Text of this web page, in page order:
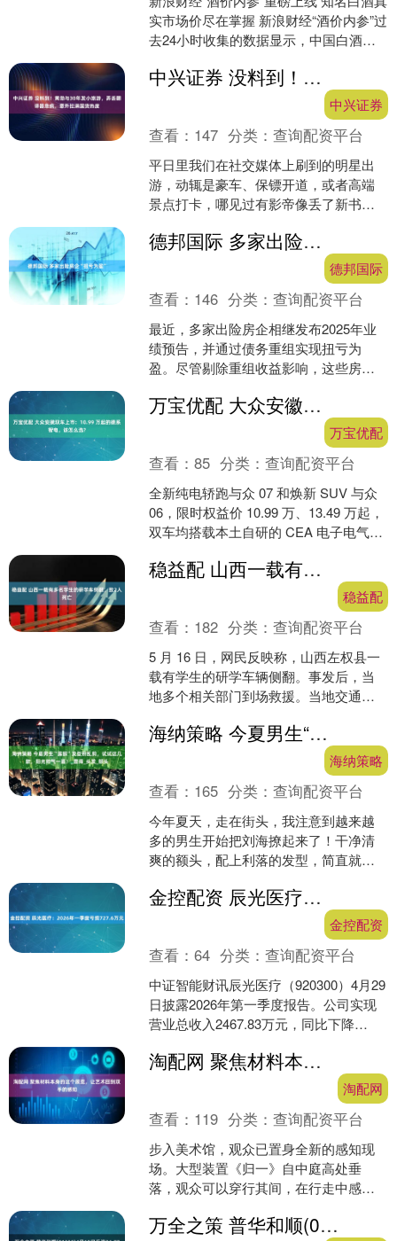
实市场价尽在掌握 新浪财经“酒价内参”过
去24小时收集的数据显示，中国白酒市
体明显回....
中兴证券 没料到！黄渤与30年发小旅游，弄丢翻译器急疯，意外拉满国货热度
中兴证券
查看： 147 分类：查询配资平台
平日里我们在社交媒体上刷到的明星出
游，动辄是豪车、保镖开道，或者高端
景点打卡，哪见过有影帝像丢了新书包
影帝黄渤就在社交平台分享....
德邦国际 多家出险房企“扭亏为盈”
德邦国际
查看： 146 分类：查询配资平台
最近，多家出险房企相继发布2025年业
绩预告，并通过债务重组实现扭亏为
盈。尽管剔除重组收益影响，这些房企
来，财务报表扭亏为盈仍然....
万宝优配 大众安徽双车上市：10.99 万起的德系智电，该怎么选?
万宝优配
查看：85 分类：查询配资平台
全新纯电轿跑与众 07 和焕新 SUV 与众
06，限时权益价 10.99 万、13.49 万起，
双车均搭载本土自研的 CEA 电子电气架
稳益配 山西一载有多名学生的研学车侧翻，致2人死亡
稳益配
查看： 182 分类：查询配资平台
5 月 16 日，网民反映称，山西左权县一
载有学生的研学车辆侧翻。事发后，当
地多个相关部门到场救援。当地交通部
和 5 名....
海纳策略 今夏男生“露额”发型别乱剪，试试这几款，阳光帅气一夏！_显得_头发_额头
海纳策略
查看： 165 分类：查询配资平台
今年夏天，走在街头，我注意到越来越
多的男生开始把刘海撩起来了！干净清
爽的额头，配上利落的发型，简直就是
——这么流行的露额发型，究....
金控配资 辰光医疗：2026年一季度亏损727.6万元
金控配资
查看：64 分类：查询配资平台
中证智能财讯辰光医疗（920300）4月29
日披露2026年第一季度报告。公司实现
营业总收入2467.83万元，同比下降
淘配网 聚焦材料本身的这个展览，让艺术回到双手的感知
淘配网
查看： 119 分类：查询配资平台
步入美术馆，观众已置身全新的感知现
场。大型装置《归一》自中庭高处垂
落，观众可以穿行其间，在行走中感受
17日启幕的“双手知道—....
万全之策 普华和顺(01358)4月15日斥资34.77万港元回购30.3万股